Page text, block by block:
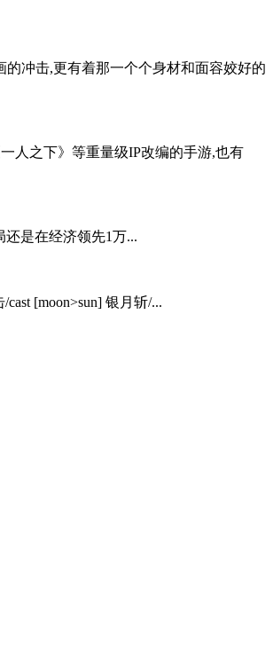
冲击,更有着那一个个身材和面容姣好的
人之下》等重量级IP改编的手游,也有
还是在经济领先1万...
[moon>sun] 银月斩/...